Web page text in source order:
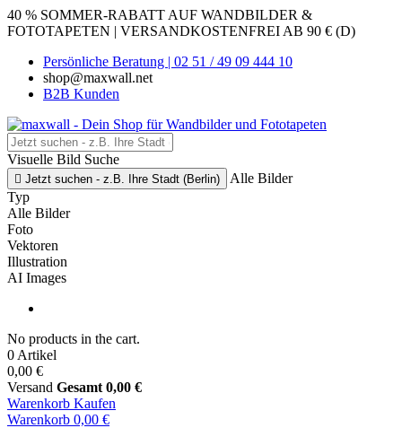
40 % SOMMER-RABATT AUF WANDBILDER &
FOTOTAPETEN | VERSANDKOSTENFREI AB 90 € (D)
Persönliche Beratung | 02 51 / 49 09 444 10
shop@maxwall.net
B2B Kunden
Visuelle Bild Suche
 Jetzt suchen - z.B. Ihre Stadt (Berlin)
Alle Bilder
Typ
Alle Bilder
Foto
Vektoren
Illustration
AI Images
No products in the cart.
0 Artikel
0,00 €
Versand Gesamt 0,00 €
Warenkorb Kaufen
Warenkorb 0,00 €